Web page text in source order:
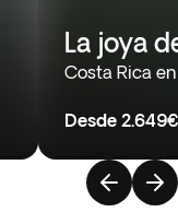
La joya
Costa Rica
Desde 2.649€